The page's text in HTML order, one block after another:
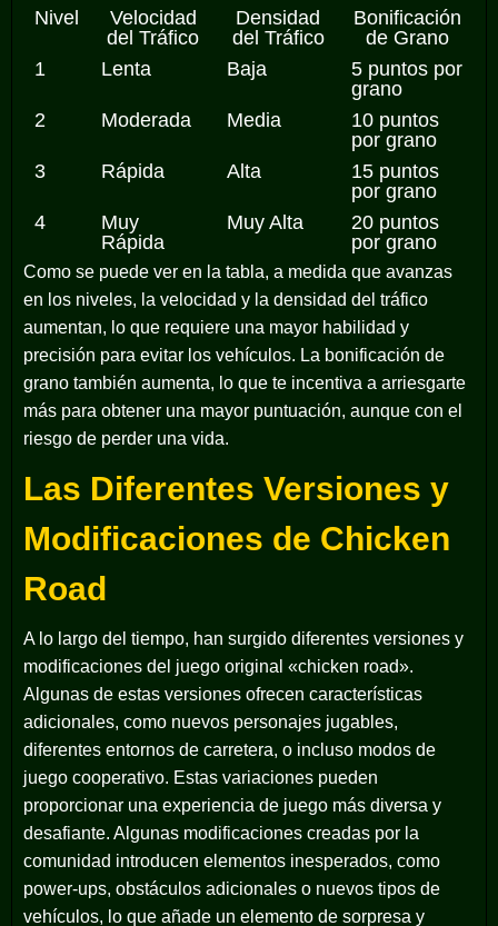
Nivel
Velocidad
del Tráfico
Densidad
del Tráfico
Bonificación
de Grano
1
Lenta Baja
5 puntos por
grano
2
Moderada Media
10 puntos
por grano
3
Rápida Alta
15 puntos
por grano
4
Muy
Rápida
Muy Alta
20 puntos
por grano
Como se puede ver en la tabla, a medida que avanzas
en los niveles, la velocidad y la densidad del tráfico
aumentan, lo que requiere una mayor habilidad y
precisión para evitar los vehículos. La bonificación de
grano también aumenta, lo que te incentiva a arriesgarte
más para obtener una mayor puntuación, aunque con el
riesgo de perder una vida.
Las Diferentes Versiones y
Modificaciones de Chicken
Road
A lo largo del tiempo, han surgido diferentes versiones y
modificaciones del juego original «chicken road».
Algunas de estas versiones ofrecen características
adicionales, como nuevos personajes jugables,
diferentes entornos de carretera, o incluso modos de
juego cooperativo. Estas variaciones pueden
proporcionar una experiencia de juego más diversa y
desafiante. Algunas modificaciones creadas por la
comunidad introducen elementos inesperados, como
power-ups, obstáculos adicionales o nuevos tipos de
vehículos, lo que añade un elemento de sorpresa y